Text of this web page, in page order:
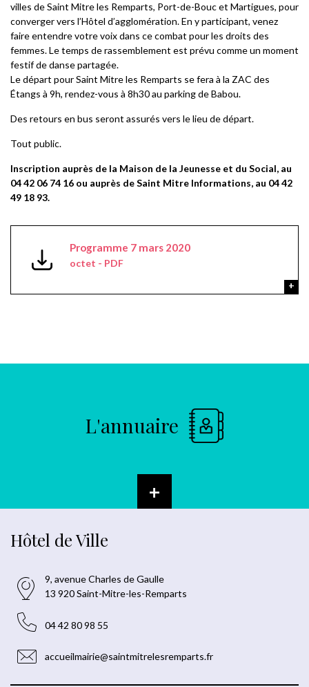
villes de Saint Mitre les Remparts, Port-de-Bouc et Martigues, pour
converger vers l’Hôtel d’agglomération. En y participant, venez
faire entendre votre voix dans ce combat pour les droits des
femmes. Le temps de rassemblement est prévu comme un moment
festif de danse partagée.
Le départ pour Saint Mitre les Remparts se fera à la ZAC des
Étangs à 9h, rendez-vous à 8h30 au parking de Babou.
Des retours en bus seront assurés vers le lieu de départ.
Tout public.
Inscription auprès de la Maison de la Jeunesse et du Social, au
04 42 06 74 16 ou auprès de Saint Mitre Informations, au 04 42
49 18 93.
Programme 7 mars 2020
octet - PDF
L'annuaire
+
Hôtel de Ville
9, avenue Charles de Gaulle
13 920 Saint-Mitre-les-Remparts
04 42 80 98 55
accueilmairie@saintmitrelesremparts.fr